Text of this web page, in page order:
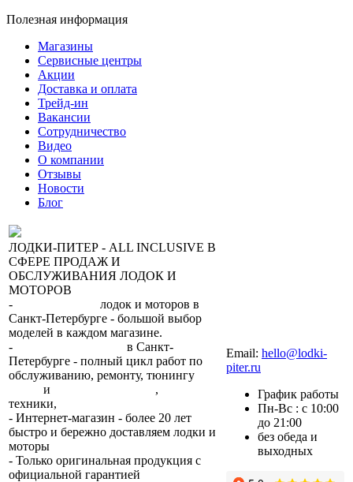
Полезная информация
Магазины
Сервисные центры
Акции
Доставка и оплата
Трейд-ин
Вакансии
Сотрудничество
Видео
О компании
Отзывы
Новости
Блог
ЛОДКИ-ПИТЕР - ALL INCLUSIVE В
СФЕРЕ ПРОДАЖ И
ОБСЛУЖИВАНИЯ ЛОДОК И
МОТОРОВ
-
лодок и моторов в
Санкт-Петербурге - большой выбор
моделей в каждом магазине.
-
в Санкт-
Петербурге - полный цикл работ по
обслуживанию, ремонту, тюнингу
и ,
техники,
- Интернет-магазин - более 20 лет
быстро и бережно доставляем лодки и
моторы
- Только оригинальная продукция с
официальной гарантией
Email: hello@lodki-
piter.ru
График работы
Пн-Вс : с 10:00
до 21:00
без обеда и
выходных